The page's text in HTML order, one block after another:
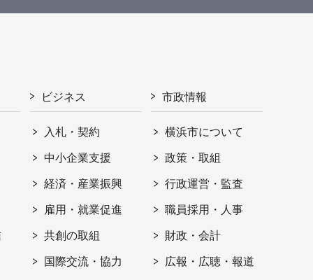
ビジネス
入札・契約
中小企業支援
経済・産業振興
雇用・就業促進
共創の取組
国際交流・協力
市政情報
横浜市について
政策・取組
行政運営・監査
職員採用・人事
財政・会計
広報・広聴・報道